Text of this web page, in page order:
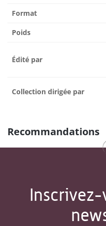
Format
Poids
Édité par
Collection dirigée par
Recommandations